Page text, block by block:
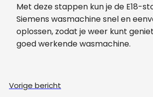
Met deze stappen kun je de E18-
Siemens wasmachine snel en
oplossen, zodat je weer kunt
goed werkende wasmachine.
Vorige bericht